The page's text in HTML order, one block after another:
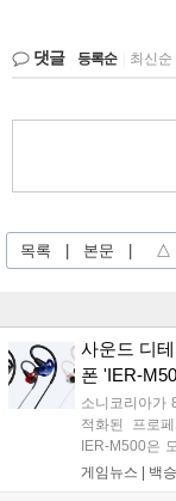
댓글 등록순 최신순
목록 본문
사운드 디
폰 'IER-
소니코리아가
적화된 프로
IER-M500은
계와 뛰어난
게임뉴스 | 백